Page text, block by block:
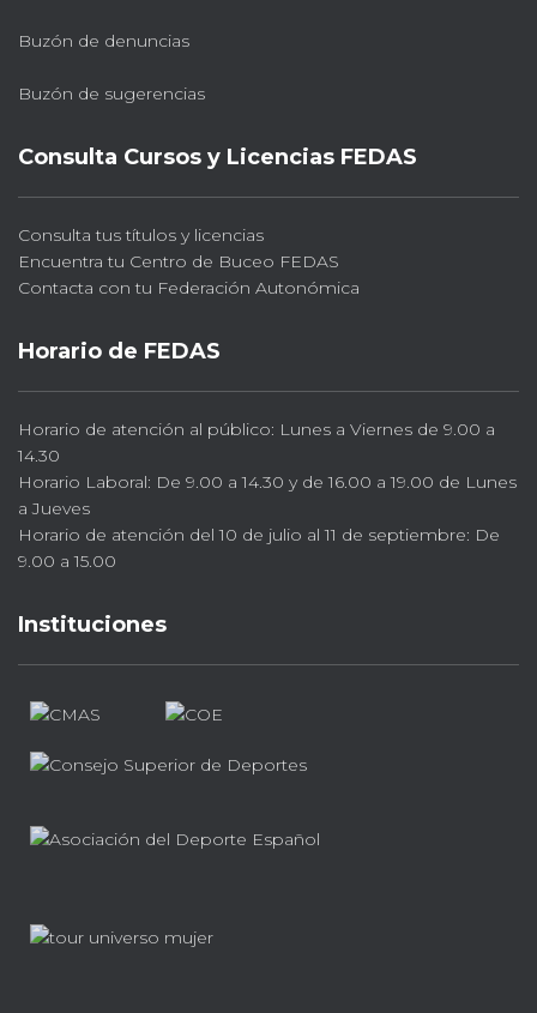
Buzón de denuncias
Buzón de sugerencias
Consulta Cursos y Licencias FEDAS
Consulta tus títulos y licencias
Encuentra tu Centro de Buceo FEDAS
Contacta con tu Federación Autonómica
Horario de FEDAS
Horario de atención al público: Lunes a Viernes de 9.00 a
14.30
Horario Laboral: De 9.00 a 14.30 y de 16.00 a 19.00 de Lunes
a Jueves
Horario de atención del 10 de julio al 11 de septiembre: De
9.00 a 15.00
Instituciones